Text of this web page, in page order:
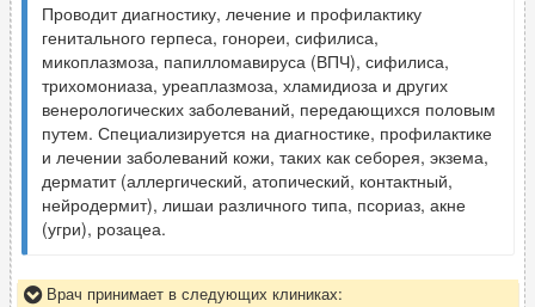
Проводит диагностику, лечение и профилактику
генитального герпеса, гонореи, сифилиса,
микоплазмоза, папилломавируса (ВПЧ), сифилиса,
трихомониаза, уреаплазмоза, хламидиоза и других
венерологических заболеваний, передающихся половым
путем. Специализируется на диагностике, профилактике
и лечении заболеваний кожи, таких как себорея, экзема,
дерматит (аллергический, атопический, контактный,
нейродермит), лишаи различного типа, псориаз, акне
(угри), розацеа.
Врач принимает в следующих клиниках: